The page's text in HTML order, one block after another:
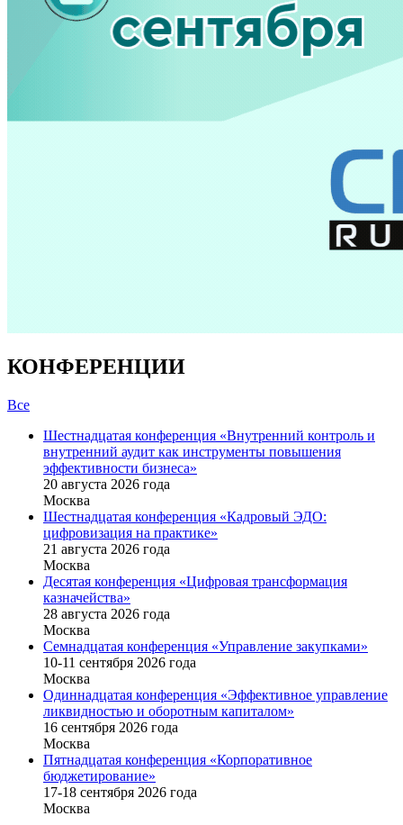
КОНФЕРЕНЦИИ
Все
Шестнадцатая конференция «Внутренний контроль и
внутренний аудит как инструменты повышения
эффективности бизнеса»
20 августа 2026 года
Москва
Шестнадцатая конференция «Кадровый ЭДО:
цифровизация на практике»
21 августа 2026 года
Москва
Десятая конференция «Цифровая трансформация
казначейства»
28 августа 2026 года
Москва
Семнадцатая конференция «Управление закупками»
10-11 сентября 2026 года
Москва
Одиннадцатая конференция «Эффективное управление
ликвидностью и оборотным капиталом»
16 cентября 2026 года
Москва
Пятнадцатая конференция «Корпоративное
бюджетирование»
17-18 сентября 2026 года
Москва